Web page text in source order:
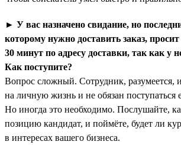
► У вас назначено свидание, но
которому нужно доставить заказ,
30 минут по адресу доставки, так как у
Как поступите?
Вопрос сложный. Сотрудник, разумеется,
на личную жизнь и не обязан поступаться
Но иногда это необходимо. Послушайте,
позицию кандидат, и поймёте, будет ли
в интересах вашего бизнеса.